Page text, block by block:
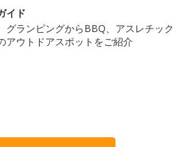
イド
グランピングからBBQ、アスレチック
アウトドアスポットをご紹介